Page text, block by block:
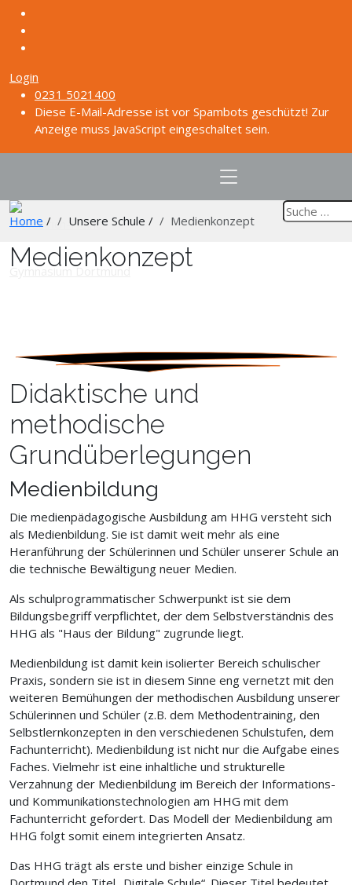
Login
0231 5021400
Diese E-Mail-Adresse ist vor Spambots geschützt! Zur
Anzeige muss JavaScript eingeschaltet sein.
Home / Unsere Schule / Medienkonzept
Medienkonzept
Didaktische und
methodische
Grundüberlegungen
Medienbildung
Die medienpädagogische Ausbildung am HHG versteht sich
als Medienbildung. Sie ist damit weit mehr als eine
Heranführung der Schülerinnen und Schüler unserer Schule an
die technische Bewältigung neuer Medien.
Als schulprogrammatischer Schwerpunkt ist sie dem
Bildungsbegriff verpflichtet, der dem Selbstverständnis des
HHG als "Haus der Bildung" zugrunde liegt.
Medienbildung ist damit kein isolierter Bereich schulischer
Praxis, sondern sie ist in diesem Sinne eng vernetzt mit den
weiteren Bemühungen der methodischen Ausbildung unserer
Schülerinnen und Schüler (z.B. dem Methodentraining, den
Selbstlernkonzepten in den verschiedenen Schulstufen, dem
Fachunterricht). Medienbildung ist nicht nur die Aufgabe eines
Faches. Vielmehr ist eine inhaltliche und strukturelle
Verzahnung der Medienbildung im Bereich der Informations-
und Kommunikationstechnologien am HHG mit dem
Fachunterricht gefordert. Das Modell der Medienbildung am
HHG folgt somit einem integrierten Ansatz.
Das HHG trägt als erste und bisher einzige Schule in